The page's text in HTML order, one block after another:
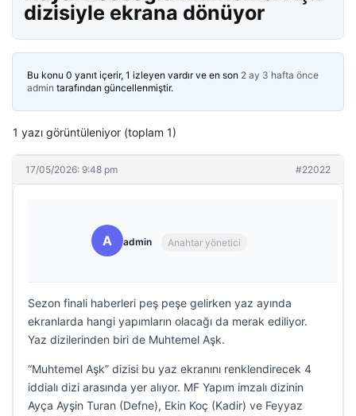
dizisiyle ekrana dönüyor
Bu konu 0 yanıt içerir, 1 izleyen vardır ve en son 2 ay 3 hafta önce
admin tarafından güncellenmiştir.
1 yazı görüntüleniyor (toplam 1)
17/05/2026: 9:48 pm #22022
A admin Anahtar yönetici
Sezon finali haberleri peş peşe gelirken yaz ayında
ekranlarda hangi yapımların olacağı da merak ediliyor.
Yaz dizilerinden biri de Muhtemel Aşk.
“Muhtemel Aşk” dizisi bu yaz ekranını renklendirecek 4
iddialı dizi arasında yer alıyor. MF Yapım imzalı dizinin
Ayça Ayşin Turan (Defne), Ekin Koç (Kadir) ve Feyyaz